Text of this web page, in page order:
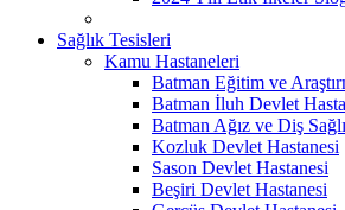
Sağlık Tesisleri
Kamu Hastaneleri
Batman Eğitim ve
Batman İluh Devlet
Batman Ağız ve Diş
Kozluk Devlet Hastanesi
Sason Devlet Hastanesi
Beşiri Devlet Hastanesi